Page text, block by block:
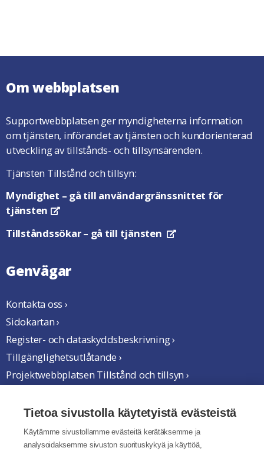
Om webbplatsen
Supportwebbplatsen ger myndigheterna information
om tjänsten, införandet av tjänsten och kundorienterad
utveckling av tillstånds- och tillsynsärenden.
Tjänsten Tillstånd och tillsyn:
Myndighet – gå till användargränssnittet för
tjänsten
Öppnas i en ny flik
Tillståndssökar– gå till tjänsten Öppnas i en ny flik
Genvägar
Kontakta oss ›
Sidokartan ›
Register- och dataskyddsbeskrivning ›
Tillgänglighetsutlåtande ›
Projektwebbplatsen Tillstånd och tillsyn ›
Vi samarbetar
Tietoa sivustolla käytetyistä evästeistä
Käytämme sivustollamme evästeitä kerätäksemme ja
analysoidaksemme sivuston suorituskykyä ja käyttöä,